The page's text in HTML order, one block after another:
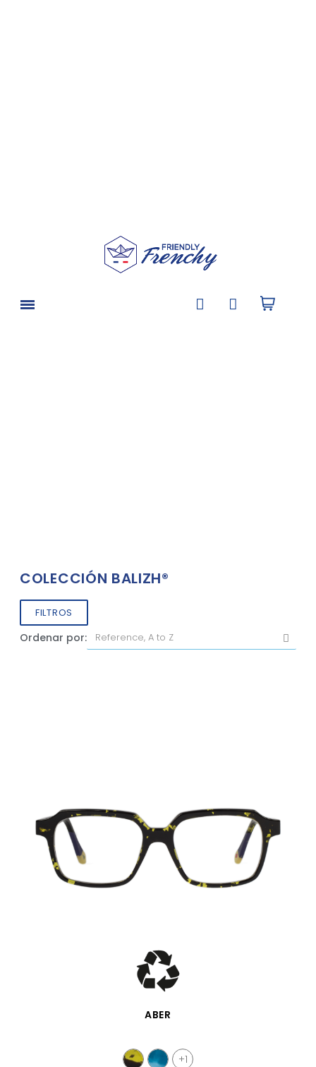
COLECCIÓN BALIZH®
FILTROS
Ordenar por:
VISTA RÁPIDA
ABER
+1